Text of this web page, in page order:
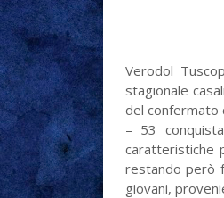
Verodol
stagionale
del confermato
– 53
caratteristiche
restando però
giovani,